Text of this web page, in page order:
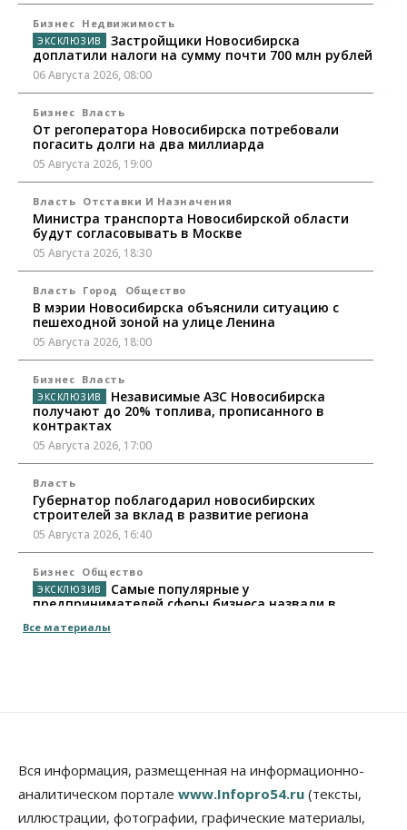
Бизнес Недвижимость
Застройщики Новосибирска
доплатили налоги на сумму почти 700 млн рублей
06 Августа 2026, 08:00
Бизнес Власть
От регоператора Новосибирска потребовали
погасить долги на два миллиарда
05 Августа 2026, 19:00
Власть Отставки И Назначения
Министра транспорта Новосибирской области
будут согласовывать в Москве
05 Августа 2026, 18:30
Власть Город Общество
В мэрии Новосибирска объяснили ситуацию с
пешеходной зоной на улице Ленина
05 Августа 2026, 18:00
Бизнес Власть
Независимые АЗС Новосибирска
получают до 20% топлива, прописанного в
контрактах
05 Августа 2026, 17:00
Власть
Губернатор поблагодарил новосибирских
строителей за вклад в развитие региона
05 Августа 2026, 16:40
Бизнес Общество
Самые популярные у
предпринимателей сферы бизнеса назвали в
05 Августа 2026, 16:00
Недвижимость
Проект нового микрорайона на улице Кирова
утвердили в Новосибирске
05 Августа 2026, 15:30
Все материалы
Вся информация, размещенная на информационно-
аналитическом портале www.Infopro54.ru (тексты,
иллюстрации, фотографии, графические материалы,